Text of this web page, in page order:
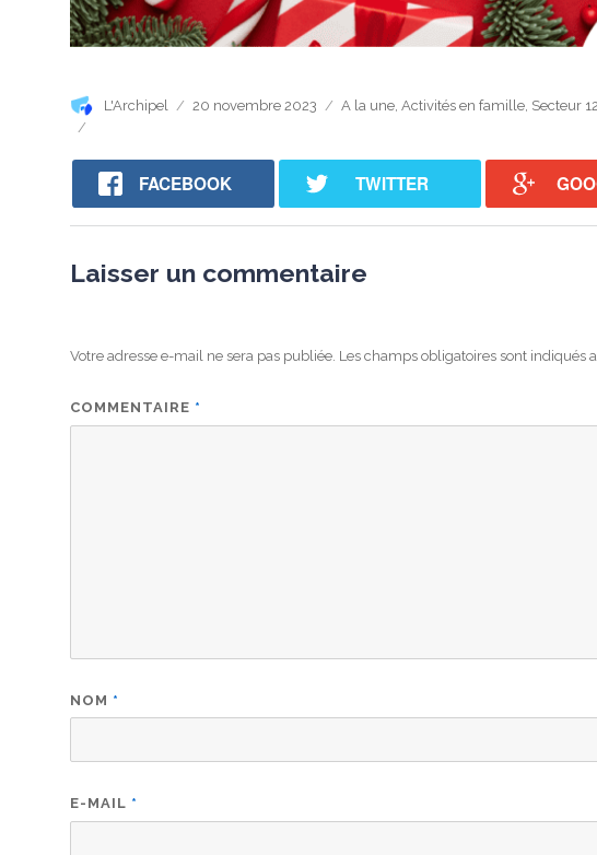
Auteur
L'Archipel
Publié
20 novembre 2023 Catégories
A la une, Activités en famille, Secteur
FACEBOOK TWITTER
Laisser un commentaire
Votre adresse e-mail ne sera pas publiée. Les champs obligatoires sont indiqués
COMMENTAIRE *
NOM *
E-MAIL *